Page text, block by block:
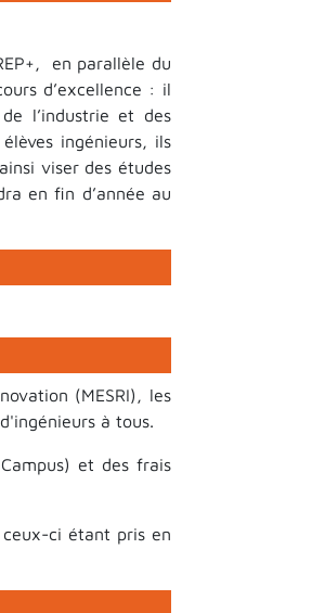
en parallèle du
d’excellence : il
l’industrie et des
ingénieurs, ils
viser des études
en fin d’année au
(MESRI), les
à tous.
et des frais
ci étant pris en